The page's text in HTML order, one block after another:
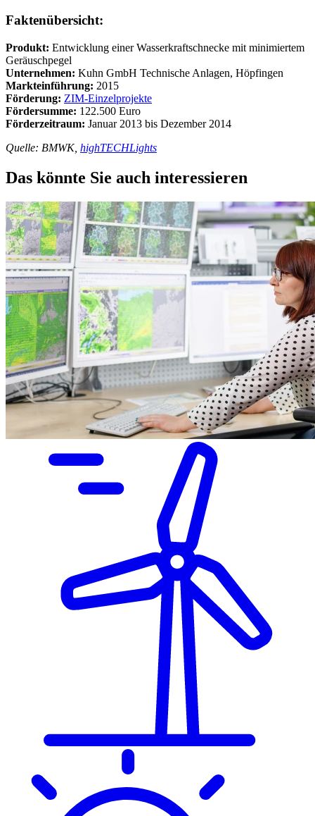
Faktenübersicht:
Produkt: Entwicklung einer Wasserkraftschnecke mit minimiertem
Geräuschpegel
Unternehmen: Kuhn GmbH Technische Anlagen, Höpfingen
Markteinführung: 2015
Förderung: ZIM-Einzelprojekte
Fördersumme: 122.500 Euro
Förderzeitraum: Januar 2013 bis Dezember 2014
Quelle: BMWK, highTECHLights
Das könnte Sie auch interessieren